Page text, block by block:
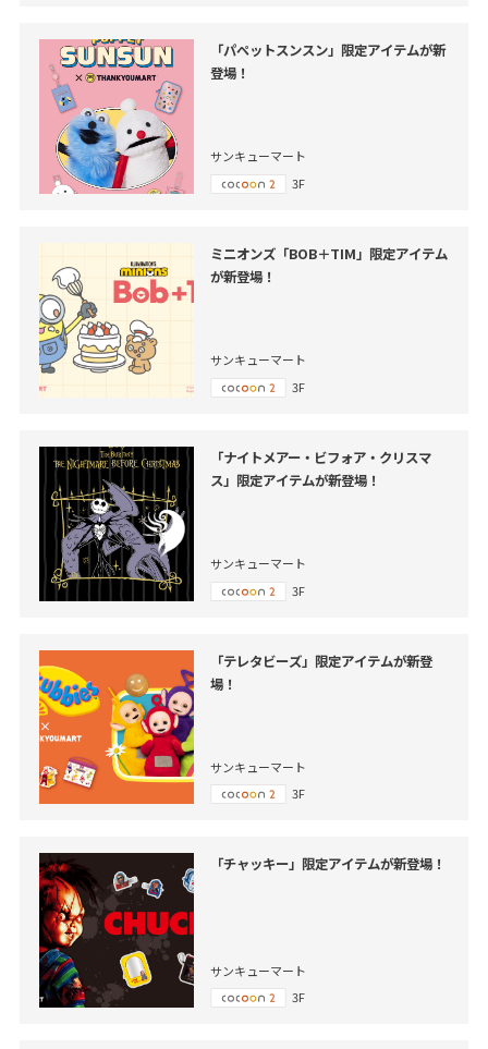
「パペットスンスン」限定アイテムが新
登場！
サンキューマート
3F
ミニオンズ「BOB＋TIM」限定アイテム
が新登場！
サンキューマート
3F
「ナイトメアー・ビフォア・クリスマ
ス」限定アイテムが新登場！
サンキューマート
3F
「テレタビーズ」限定アイテムが新登
場！
サンキューマート
3F
「チャッキー」限定アイテムが新登場！
サンキューマート
3F